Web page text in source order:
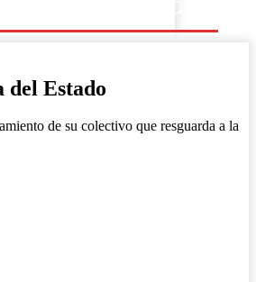
del Estado
de su colectivo que resguarda a la